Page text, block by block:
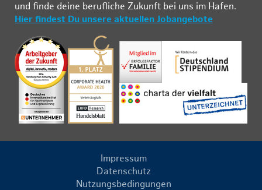
und fin­de deine be­ruf­li­che Zu­kunft bei uns im Ha­fen.
Hier findest Du unsere aktuellen Jobangebote
Impressum
Datenschutz
Nutzungsbedingungen